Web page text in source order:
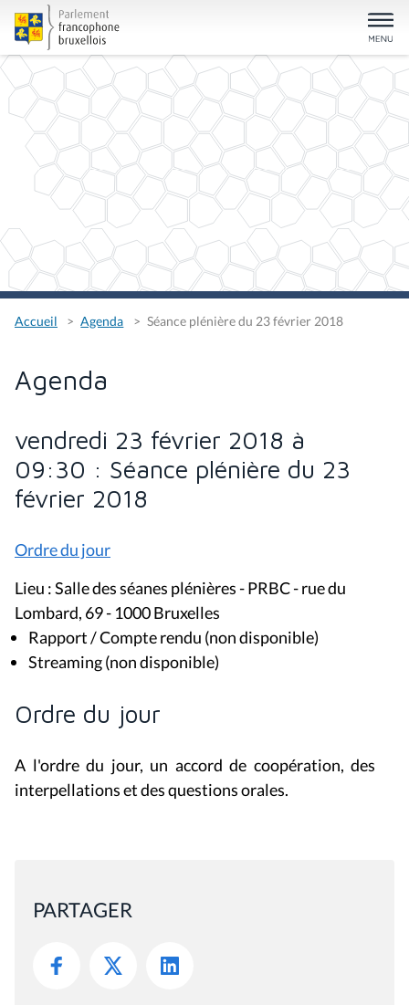
Accueil Agenda Séance plénière du 23 février 2018
Agenda
vendredi 23 février 2018 à
09:30 : Séance plénière du 23
février 2018
Ordre du jour
Lieu : Salle des séanes plénières - PRBC - rue du
Lombard, 69 - 1000 Bruxelles
Rapport / Compte rendu (non disponible)
Streaming (non disponible)
Ordre du jour
A l'ordre du jour, un accord de coopération, des
interpellations et des questions orales.
PARTAGER